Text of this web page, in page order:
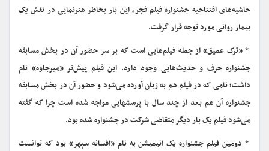
حاشیه‌های افتتاحیه جشنواره فیلم فجر، این بار بخاطر هنرنمایی در نقش یک
بیمار روانی مورد توجه قرار گرفت.
* «ترک عمیق» از جمله فیلم‌هایی است که بر سر حضور آن در بخش مسابقه
جشنواره حرف و حدیث‌هایی وجود دارد. این فیلم پیش‌تر «میرجاوه» نام
داشت؛ نامی که در فیلم هم به زبان آورده می‌شود و حضور آن در بخش مسابقه
جشنواره آن هم بعد از چند سال با پرسشهایی مواجه شده است چرا که گفته
می‌شود فیلم یک بار دیگر متقاضی شرکت در جشنواره شده بود.
* دومین فیلم جشنواره یک انیمیشن به نام «افسانه سپهر» بود که توانست